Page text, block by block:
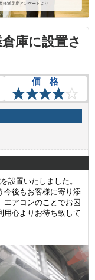
様満足度アンケートより
庫に設置さ
価 格
設置いたしました。
今後もお客様に寄り添
エアコンのことでお困
用心よりお待ち致して